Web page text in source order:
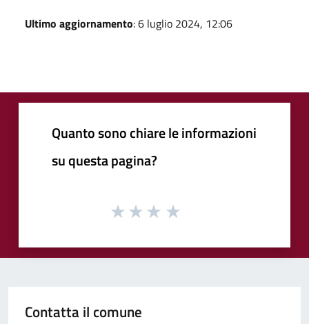
Ultimo aggiornamento: 6 luglio 2024, 12:06
Quanto sono chiare le informazioni
su questa pagina?
Contatta il comune